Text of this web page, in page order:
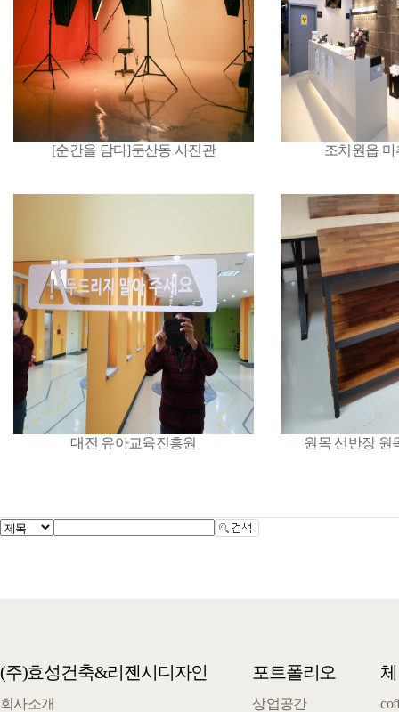
[순간을 담다]둔산동 사진관 조치원읍
대전 유아교육진흥원 원목 선반장 원
(주)효성건축&리젠시디자인
회사소개
포트폴리오
상업공간